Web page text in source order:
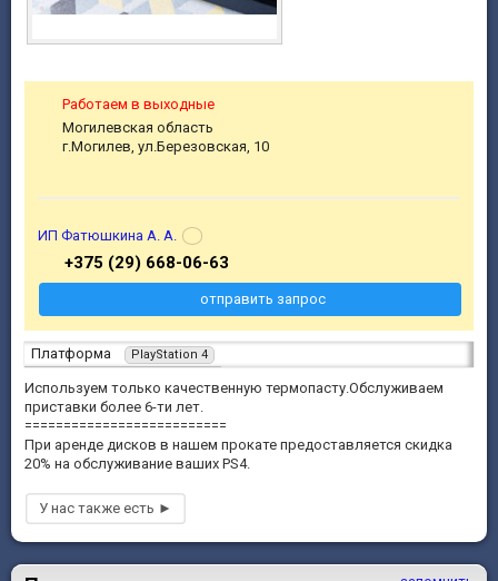
Платформа PlayStation 4
Используем только качественную термопасту.Обслуживаем
приставки более 6-ти лет.
==========================
При аренде дисков в нашем прокате предоставляется скидка
20% на обслуживание ваших PS4.
Работаем в выходные
Могилевская область
г.Могилев, ул.Березовская, 10
ИП Фатюшкина А. А.
+375 (29) 668-06-63
отправить запрос